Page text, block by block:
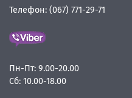
Телефон: (067) 771-29-71
Пн-Пт: 9.00-20.00
Сб: 10.00-18.00